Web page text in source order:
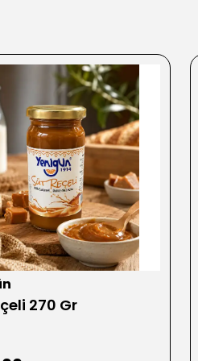
270 Gr